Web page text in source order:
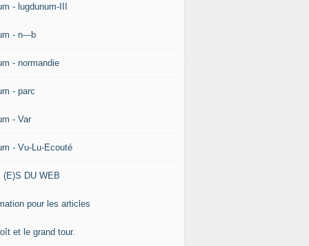
- lugdunum-III
- n---b
- normandie
- parc
- Var
- Vu-Lu-Ecouté
(E)S DU WEB
pour les articles
et le grand tour.